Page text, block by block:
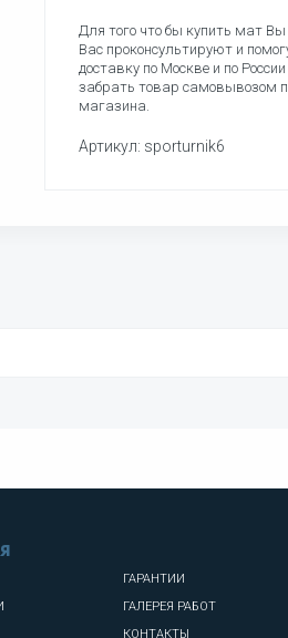
Для того что бы купить мат
Вас проконсультируют и
доставку по Москве и по
забрать товар самовывозом
магазина.
Артикул: sporturnik6
ГАРАНТИИ
ГАЛЕРЕЯ РАБОТ
КОНТАКТЫ